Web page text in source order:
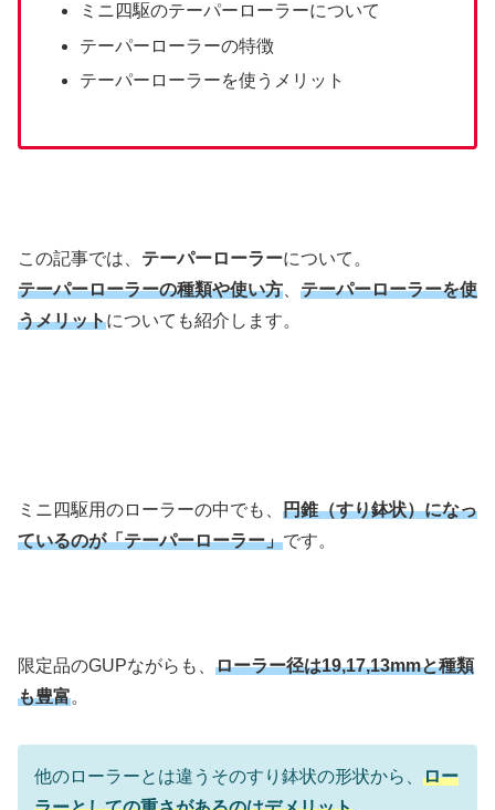
ミニ四駆のテーパーローラーについて
テーパーローラーの特徴
テーパーローラーを使うメリット
この記事では、 テーパーローラーについて。
テーパーローラーの種類や使い方
テーパーローラーを使
うメリットについても紹介します。
ミニ四駆用のローラーの中でも、 円錐（すり鉢状）になっ
ているのが「テーパーローラー」です。
限定品のGUPながらも、 ローラー径は19,17,13mmと種類
も豊富。
他のローラーとは違うそのすり鉢状の形状から、 ロー